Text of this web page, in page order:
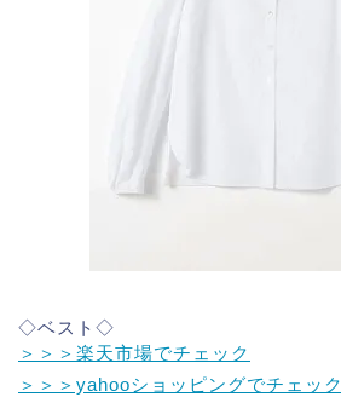
◇ベスト◇
＞＞＞楽天市場でチェック
＞＞＞yahooショッピングでチェック